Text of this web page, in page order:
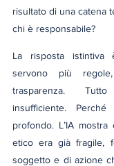
risultato di una catena
chi è responsabile?
La risposta istintiva
servono più
trasparenza.
insufficiente.
profondo. L’IA
etico era già fragile,
soggetto e di azione